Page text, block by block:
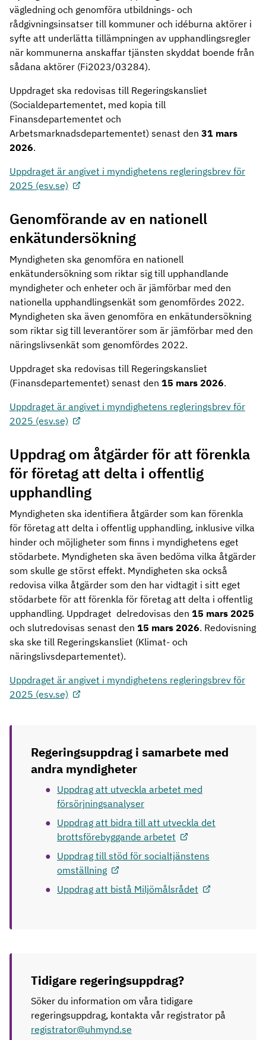
vägledning och genomföra utbildnings- och
rådgivningsinsatser till kommuner och idéburna aktörer i
syfte att underlätta tillämpningen av upphandlingsregler
när kommunerna anskaffar tjänsten skyddat boende från
sådana aktörer (Fi2023/03284).
Uppdraget ska redovisas till Regeringskansliet
(Socialdepartementet, med kopia till
Finansdepartementet och
Arbetsmarknadsdepartementet) senast den 31 mars
2026.
Uppdraget är angivet i myndighetens regleringsbrev för
2025 (esv.se)
Genomförande av en nationell
enkätundersökning
Myndigheten ska genomföra en nationell
enkätundersökning som riktar sig till upphandlande
myndigheter och enheter och är jämförbar med den
nationella upphandlingsenkät som genomfördes 2022.
Myndigheten ska även genomföra en enkätundersökning
som riktar sig till leverantörer som är jämförbar med den
näringslivsenkät som genomfördes 2022.
Uppdraget ska redovisas till Regeringskansliet
(Finansdepartementet) senast den 15 mars 2026.
Uppdraget är angivet i myndighetens regleringsbrev för
2025 (esv.se)
Uppdrag om åtgärder för att förenkla
för företag att delta i offentlig
upphandling
Myndigheten ska identifiera åtgärder som kan förenkla
för företag att delta i offentlig upphandling, inklusive vilka
hinder och möjligheter som finns i myndighetens eget
stödarbete. Myndigheten ska även bedöma vilka åtgärder
som skulle ge störst effekt. Myndigheten ska också
redovisa vilka åtgärder som den har vidtagit i sitt eget
stödarbete för att förenkla för företag att delta i offentlig
upphandling. Uppdraget delredovisas den 15 mars 2025
och slutredovisas senast den 15 mars 2026. Redovisning
ska ske till Regeringskansliet (Klimat- och
näringslivsdepartementet).
Uppdraget är angivet i myndighetens regleringsbrev för
2025 (esv.se)
Regeringsuppdrag i samarbete med
andra myndigheter
Uppdrag att utveckla arbetet med
försörjningsanalyser
Uppdrag att bidra till att utveckla det
brottsförebyggande arbetet
Uppdrag till stöd för socialtjänstens
omställning
Uppdrag att bistå Miljömålsrådet
Tidigare regeringsuppdrag?
Söker du information om våra tidigare
regeringsuppdrag, kontakta vår registrator på
registrator@uhmynd.se